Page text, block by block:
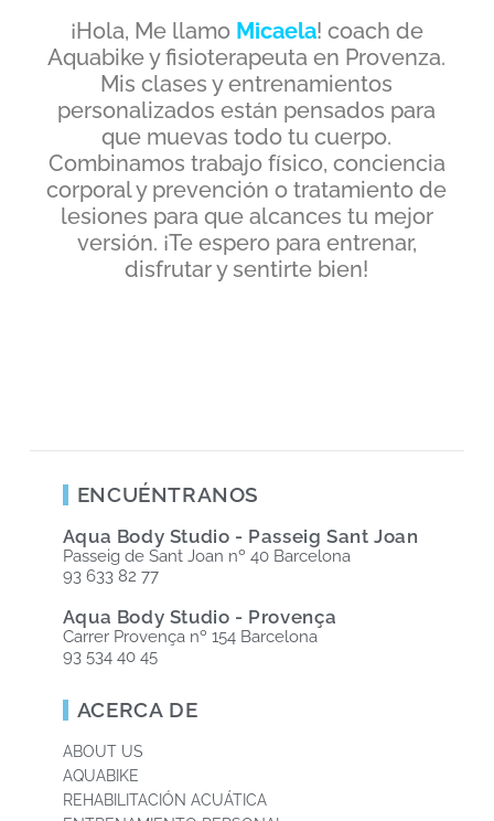
¡Hola, Me llamo Micaela! coach de
Aquabike y fisioterapeuta en Provenza.
Mis clases y entrenamientos
personalizados están pensados para
que muevas todo tu cuerpo.
Combinamos trabajo físico, conciencia
corporal y prevención o tratamiento de
lesiones para que alcances tu mejor
versión. ¡Te espero para entrenar,
disfrutar y sentirte bien!
ENCUÉNTRANOS
Aqua Body Studio - Passeig Sant Joan
Passeig de Sant Joan nº 40 Barcelona
93 633 82 77
Aqua Body Studio - Provença
Carrer Provença nº 154 Barcelona
93 534 40 45
ACERCA DE
ABOUT US
AQUABIKE
REHABILITACIÓN ACUÁTICA